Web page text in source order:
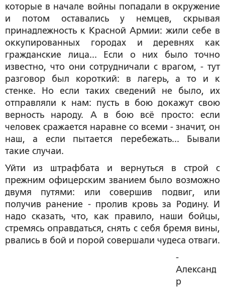
которые в начале войны попадали в окружение
и потом оставались у немцев, скрывая
принадлежность к Красной Армии: жили себе в
оккупированных городах и деревнях как
гражданские лица... Если о них было точно
известно, что они сотрудничали с врагом, - тут
разговор был короткий: в лагерь, а то и к
стенке. Но если таких сведений не было, их
отправляли к нам: пусть в бою докажут свою
верность народу. А в бою всё просто: если
человек сражается наравне со всеми - значит, он
наш, а если пытается перебежать... Бывали
такие случаи.
Уйти из штрафбата и вернуться в строй с
прежним офицерским званием было возможно
двумя путями: или совершив подвиг, или
получив ранение - пролив кровь за Родину. И
надо сказать, что, как правило, наши бойцы,
стремясь оправдаться, снять с себя бремя вины,
рвались в бой и порой совершали чудеса отваги.
-
Александ
р